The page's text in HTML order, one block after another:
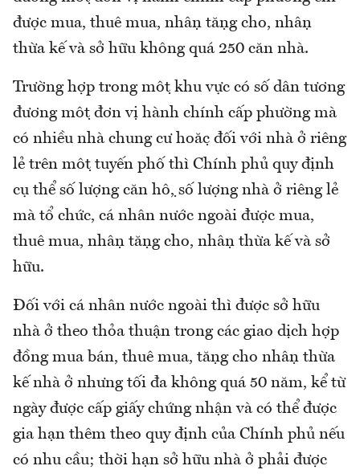
được mua, thuê mua, nhận tặng cho, nhận
thừa kế và sở hữu không quá 250 căn nhà.
Trường hợp trong một khu vực có số dân tương
đương một đơn vị hành chính cấp phường mà
có nhiều nhà chung cư hoặc đối với nhà ở riêng
lẻ trên một tuyến phố thì Chính phủ quy định
cụ thể số lượng căn hộ, số lượng nhà ở riêng lẻ
mà tổ chức, cá nhân nước ngoài được mua,
thuê mua, nhận tặng cho, nhận thừa kế và sở
hữu.
Đối với cá nhân nước ngoài thì được sở hữu
nhà ở theo thỏa thuận trong các giao dịch hợp
đồng mua bán, thuê mua, tặng cho nhận thừa
kế nhà ở nhưng tối đa không quá 50 năm, kể từ
ngày được cấp giấy chứng nhận và có thể được
gia hạn thêm theo quy định của Chính phủ nếu
có nhu cầu; thời hạn sở hữu nhà ở phải được